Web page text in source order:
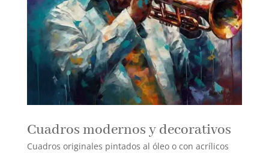
Cuadros modernos y decorativos
Cuadros originales pintados al óleo o con acrílicos